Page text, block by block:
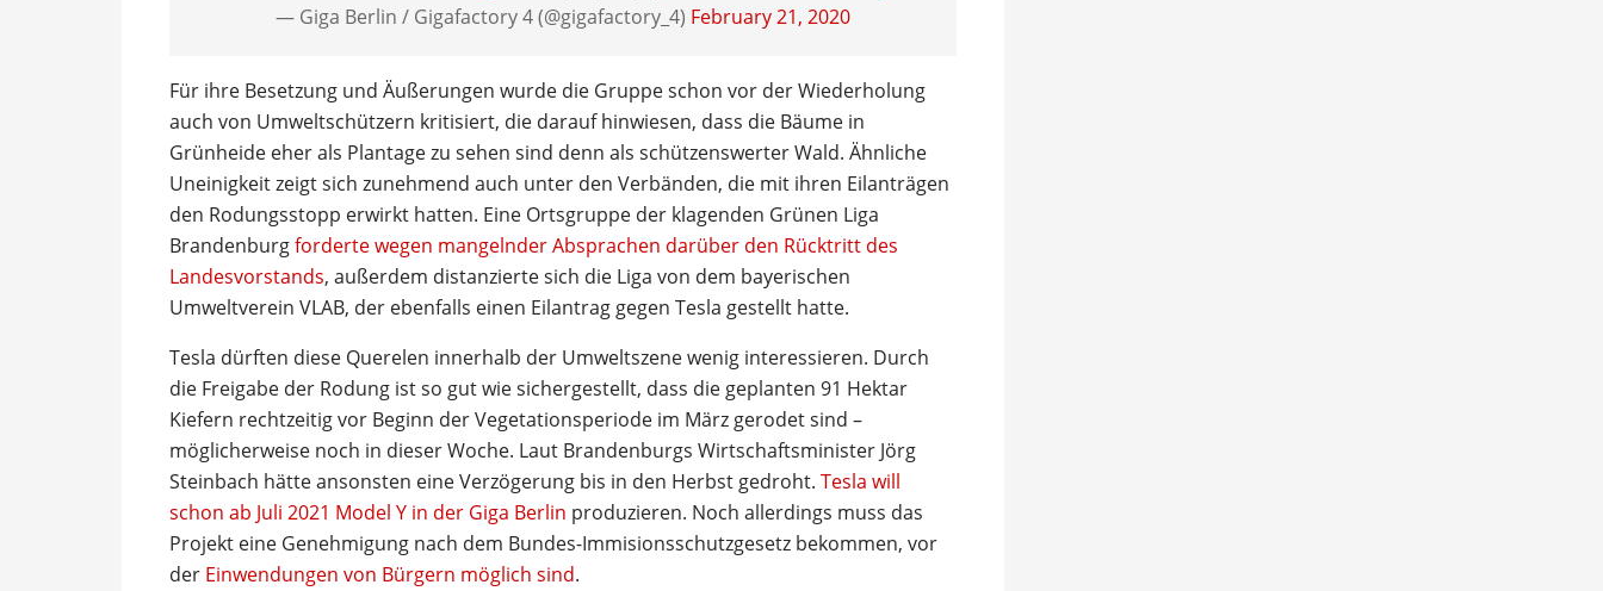
— Giga Berlin / Gigafactory 4 (@gigafactory_4) February 21, 2020
Für ihre Besetzung und Äußerungen wurde die Gruppe schon vor der Wiederholung
auch von Umweltschützern kritisiert, die darauf hinwiesen, dass die Bäume in
Grünheide eher als Plantage zu sehen sind denn als schützenswerter Wald. Ähnliche
Uneinigkeit zeigt sich zunehmend auch unter den Verbänden, die mit ihren Eilanträgen
den Rodungsstopp erwirkt hatten. Eine Ortsgruppe der klagenden Grünen Liga
Brandenburgforderte wegen mangelnder Absprachen darüber den Rücktritt des
Landesvorstands, außerdem distanzierte sich die Liga von dem bayerischen
Umweltverein VLAB, der ebenfalls einen Eilantrag gegen Tesla gestellt hatte.
Tesla dürften diese Querelen innerhalb der Umweltszene wenig interessieren. Durch
die Freigabe der Rodung ist so gut wie sichergestellt, dass die geplanten 91 Hektar
Kiefern rechtzeitig vor Beginn der Vegetationsperiode im März gerodet sind –
möglicherweise noch in dieser Woche. Laut Brandenburgs Wirtschaftsminister Jörg
Steinbach hätte ansonsten eine Verzögerung bis in den Herbst gedroht. Tesla will
schon ab Juli 2021 Model Y in der Giga Berlin produzieren. Noch allerdings muss das
Projekt eine Genehmigung nach dem Bundes-Immisionsschutzgesetz bekommen, vor
der Einwendungen von Bürgern möglich sind.